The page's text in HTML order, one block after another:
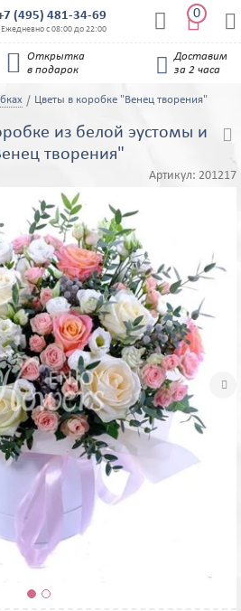
(495) 481-34-69
Ежедневно с 08:00 до 22:00  
0 

Открытка
в подарок

Доставим
за 2 часа
Цветы в коробке "Венец творения"
из белой эустомы и
творения"
Артикул: 201217

